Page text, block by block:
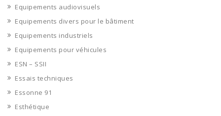
Equipements audiovisuels
Equipements divers pour le bâtiment
Equipements industriels
Equipements pour véhicules
ESN – SSII
Essais techniques
Essonne 91
Esthétique